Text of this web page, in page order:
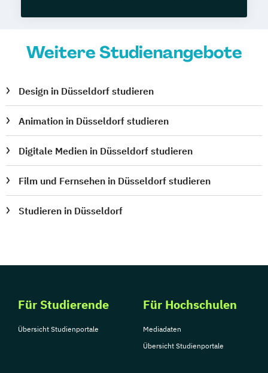
Weitere Studienangebote
Design in Düsseldorf studieren
Animation in Düsseldorf studieren
Digitale Medien in Düsseldorf studieren
Film und Fernsehen in Düsseldorf studieren
Studieren in Düsseldorf
Für Studierende
Übersicht Studienportale
Für Hochschulen
Mediadaten
Übersicht Studienportale